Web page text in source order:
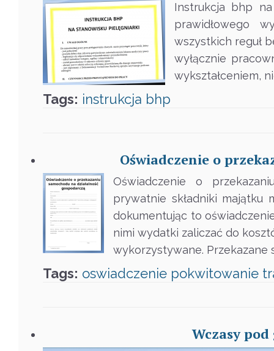
Instrukcja bhp
prawidłowego
wszystkich reguł
wyłącznie
wykształceniem,
Tags: instrukcja bhp
Oświadczenie o
Oświadczenie o
prywatnie składniki majątku
dokumentując to
nimi wydatki zaliczać do
wykorzystywane. Przekazane
Tags: oswiadczenie pokwitowanie
Wczasy